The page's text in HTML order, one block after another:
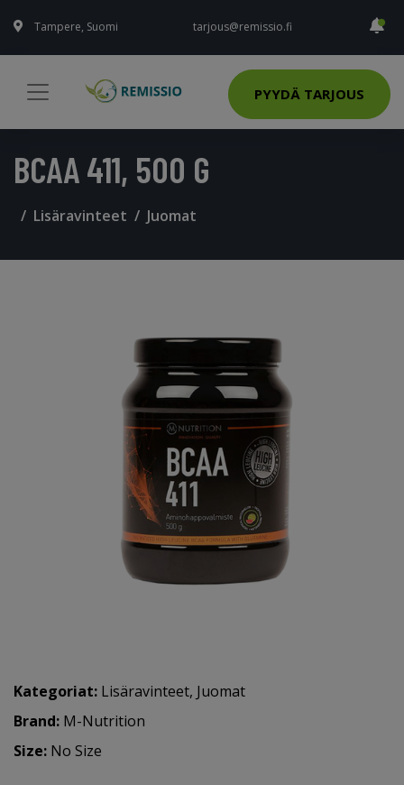
Tampere, Suomi tarjous@remissio.fi
PYYDÄ TARJOUS
BCAA 411, 500 G
Lisäravinteet Juomat
Kategoriat: Lisäravinteet, Juomat
Brand: M-Nutrition
Size: No Size